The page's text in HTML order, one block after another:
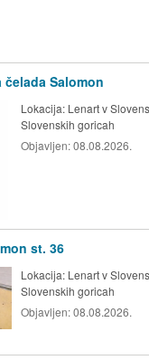
Salomon
Lokacija: Lenart v
Slovenskih goricah
Objavljen:08.08.2026.
st. 36
Lokacija: Lenart v
Slovenskih goricah
Objavljen:08.08.2026.